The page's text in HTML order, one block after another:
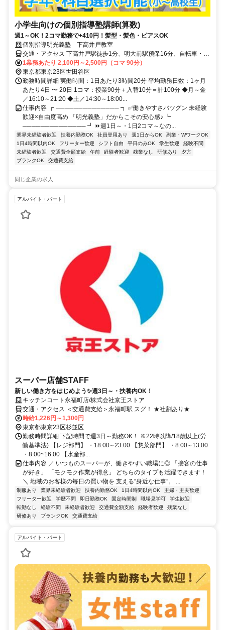
小学生向けの個別指導塾講師(算数)
週1～OK！2コマ勤務で+410円！髪型・髪色・ピアスOK
個別指導明光義塾 下高井戸教室
交通・アクセス 下高井戸駅徒歩1分、明大前駅預保16分、自転車・バ
ス・バイク通勤可（応相談）
1業務あたり 2,100円～2,500円（コマ 90分）
東京都東京23区世田谷区
勤務時間詳細 実働時間：1日あたり3時間20分 平均勤務日数：1ヶ月
あたり4日 〜 20日 1コマ：授業90分＋入替10分＝計100分 ◆月～金
／16:10～21:20 ◆土／14:30～18:00...
仕事内容 ┏ ────────────── ┓ ✅働きやすさバツグン 未経験
歓迎×自由度高め 「明光義塾」だからこその安心感♪ ┗
────────────── ┛ ⏩週1日～・1日2コマ～なの...
業界未経験者歓迎 扶養内勤務OK 社員登用あり 週1日からOK
副業・WワークOK
1日4時間以内OK
フリーター歓迎 シフト自由 平日のみOK 学生歓迎
経験不問
未経験者歓迎
交通費全額支給 午前 経験者歓迎 残業なし 研修あり
夕方
ブランクOK
交通費支給
同じ企業の求人
アルバイト・パート
スーパー店舗STAFF
新しい働き方をはじめよう✨週3日～・扶養内OK！
キッチンコート永福町店/株式会社京王ストア
交通・アクセス ＜交通費支給＞永福町駅 スグ！ ★社割あり★
時給1,226円～1,300円
東京都東京23区杉並区
勤務時間詳細 下記時間で週3日～勤務OK！ ※22時以降/18歳以上(労
働基準法) 【レジ部門】 ・18:00∼23:00 【惣菜部門】 ・8:00∼13:00
・8:00~16:00 【水産部...
仕事内容 ／ いつものスーパーが、働きやすい職場に◎ 「接客の仕事
が好き」 「モクモク作業が得意」 どちらのタイプも活躍できます！
＼ 地域のお客様の毎日の買い物を 支える“身近な仕事”。 ...
制服あり 業界未経験者歓迎 扶養内勤務OK 1日4時間以内OK
主婦・主夫歓迎
フリーター歓迎
学歴不問 即日勤務OK 固定時間制 職場見学可
学生歓迎
転勤なし
経験不問 未経験者歓迎 交通費全額支給 経験者歓迎
残業なし
研修あり
ブランクOK 交通費支給
アルバイト・パート